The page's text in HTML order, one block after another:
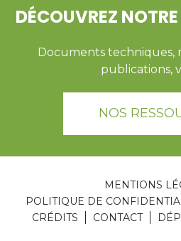
DÉCOUVREZ
Documents techniques,
publications,
NOS
MENTIONS
POLITIQUE DE
CRÉDITS
CONTACT